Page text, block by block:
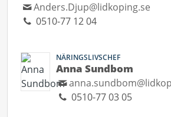
Anders.Djup@lidkoping.se
0510-77 12 04
NÄRINGSLIVSCHEF
Anna Sundbom
0510-77 03 05